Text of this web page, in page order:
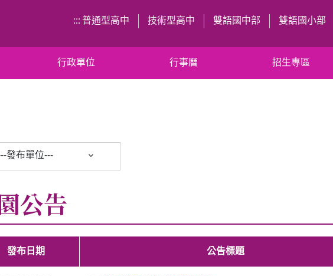
::: 普通型高中 技術型高中 雙語國中部 雙語國小部
行政單位 行事曆 招生專區
發布單位---
公告
發布日期 公告標題